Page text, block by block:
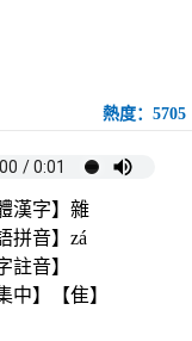
熱度：5705
漢字】雜
拼音】zá
註音】
中】【隹】